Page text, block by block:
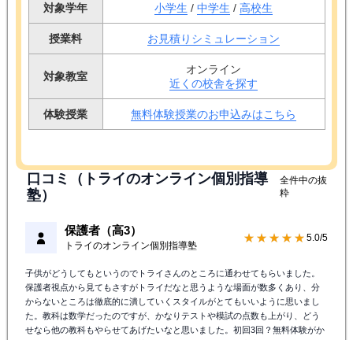
対象学年 小学生 / 中学生 / 高校生
授業料 お見積りシミュレーション
対象教室
オンライン
近くの校舎を探す
体験授業 無料体験授業のお申込みはこちら
口コミ（トライのオンライン個別指導
塾）
全件中の抜
粋
保護者（高3）
トライのオンライン個別指導塾
★★★★★ 5.0/5
子供がどうしてもというのでトライさんのところに通わせてもらいました。
保護者視点から見てもさすがトライだなと思うような場面が数多くあり、分
からないところは徹底的に潰していくスタイルがとてもいいように思いまし
た。教科は数学だったのですが、かなりテストや模試の点数も上がり、どう
せなら他の教科もやらせてあげたいなと思いました。初回3回？無料体験がか